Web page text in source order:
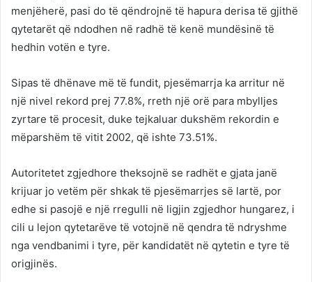
menjëherë, pasi do të qëndrojnë të hapura derisa të gjithë
qytetarët që ndodhen në radhë të kenë mundësinë të
hedhin votën e tyre.
Sipas të dhënave më të fundit, pjesëmarrja ka arritur në
një nivel rekord prej 77.8%, rreth një orë para mbylljes
zyrtare të procesit, duke tejkaluar dukshëm rekordin e
mëparshëm të vitit 2002, që ishte 73.51%.
Autoritetet zgjedhore theksojnë se radhët e gjata janë
krijuar jo vetëm për shkak të pjesëmarrjes së lartë, por
edhe si pasojë e një rregulli në ligjin zgjedhor hungarez, i
cili u lejon qytetarëve të votojnë në qendra të ndryshme
nga vendbanimi i tyre, për kandidatët në qytetin e tyre të
origjinës.